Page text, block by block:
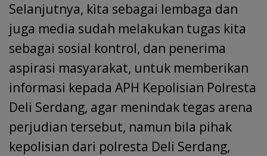
Selanjutnya, kìta sebagai lembaga dan
juga media sudah melakukan tugas kita
sebagai sosial kontrol, dan penerima
aspirasi masyarakat, untuk memberikan
informasi kepada APH Kepolisian Polresta
Deli Serdang, agar menindak tegas arena
perjudian tersebut, namun bila pihak
kepolisian dari polresta Deli Serdang,